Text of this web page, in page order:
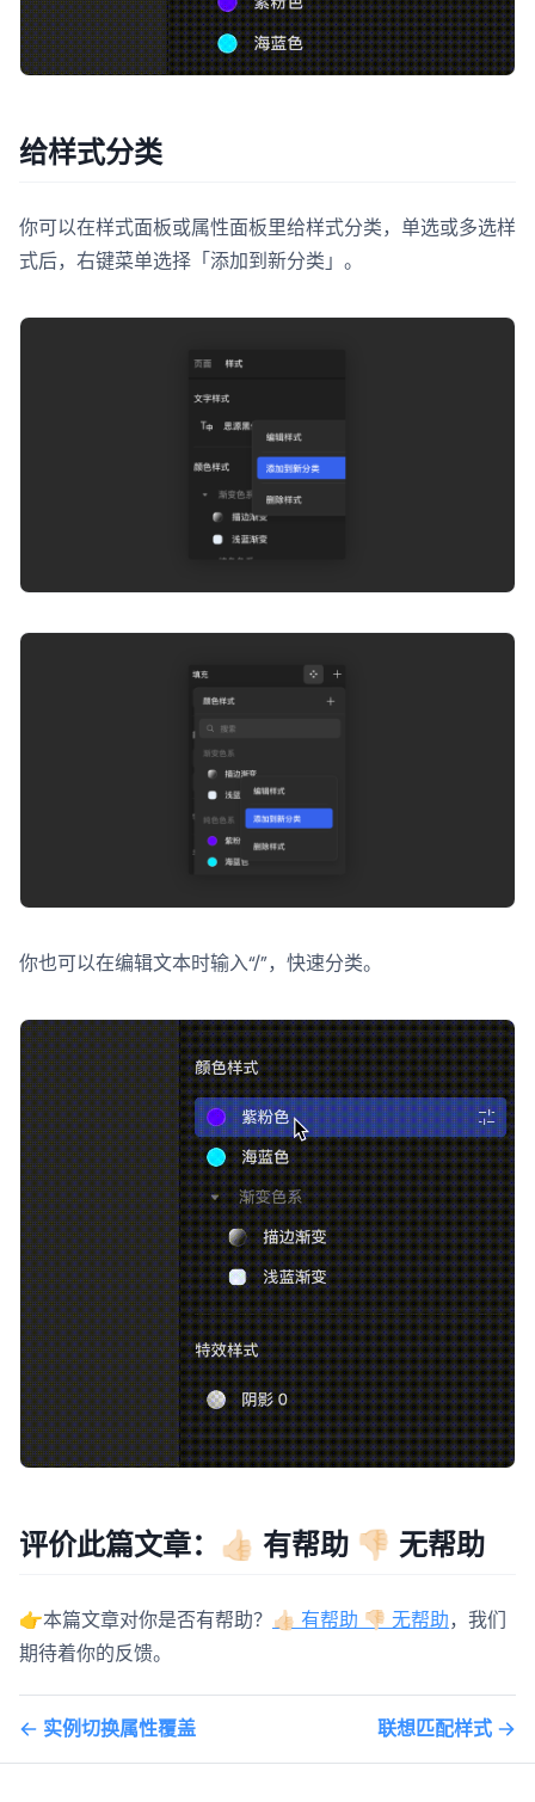
给样式分类
你可以在样式面板或属性面板里给样式分类，单选或多选样
式后，右键菜单选择「添加到新分类」。
你也可以在编辑文本时输入“/”，快速分类。
评价此篇文章：👍🏻 有帮助 👎🏻 无帮助
👉本篇文章对你是否有帮助？ 👍🏻 有帮助 👎🏻 无帮助，我们
期待着你的反馈。
实例切换属性覆盖 联想匹配样式